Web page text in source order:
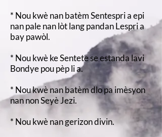
* Nou kwè nan batèm Sentespri a epi
nan pale nan lòt lang pandan Lespri a
bay pawòl.
* Nou kwè ke Sentete se estanda lavi
Bondye pou pèp li a.
* Nou kwè nan batèm dlo pa imèsyon
nan non Seyè Jezi.
* Nou kwè nan gerizon divin.